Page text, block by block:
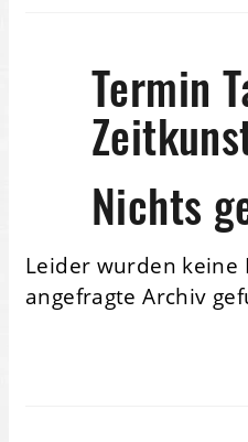
Termin
Nichts
Leider wurden keine
angefragte Archiv